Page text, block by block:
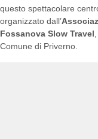
questo spettacolare
organizzato dall’
Fossanova Slow Travel
Comune di Priverno.